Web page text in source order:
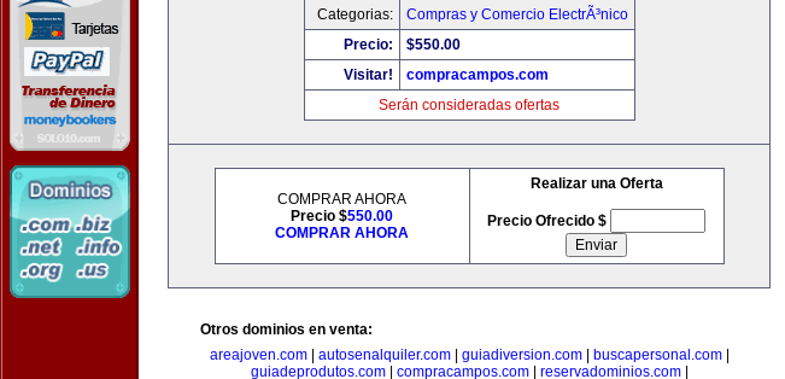
Categorias:
Compras y Comercio ElectrÃ³nico
Precio:
$550.00
Visitar!
compracampos.com
Serán consideradas ofertas
COMPRAR AHORA
Precio $550.00
COMPRAR AHORA
Realizar una Oferta
Precio Ofrecido $
Otros dominios en venta:
areajoven.com| autosenalquiler.com| guiadiversion.com| buscapersonal.com|
guiadeprodutos.com| compracampos.com| reservadominios.com|